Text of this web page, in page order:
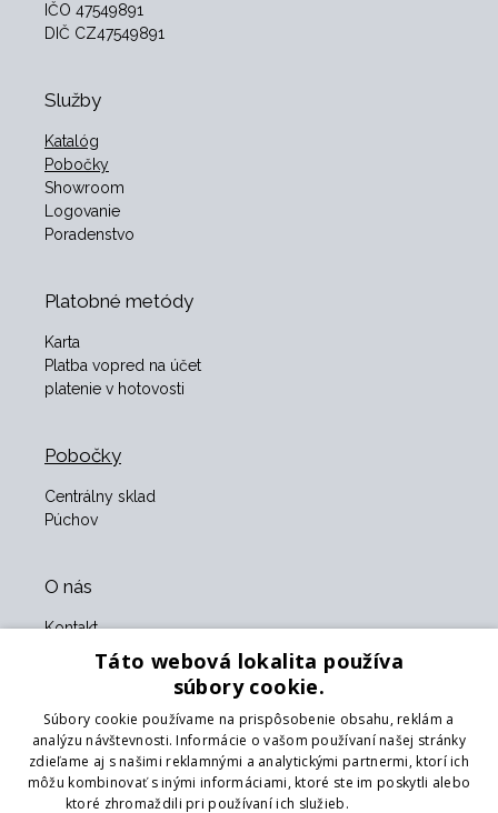
IČO 47549891
DIČ CZ47549891
Služby
Katalóg
Pobočky
Showroom
Logovanie
Poradenstvo
Platobné metódy
Karta
Platba vopred na účet
platenie v hotovosti
Pobočky
Centrálny sklad
Púchov
O nás
Kontakt
Obchodné podmienky
Naši partneri
Formulár na vrátenie tovaru
Vrátenie tovaru
Táto webová lokalita používa
súbory cookie.
Súbory cookie používame na prispôsobenie obsahu, reklám a
analýzu návštevnosti. Informácie o vašom používaní našej stránky
zdieľame aj s našimi reklamnými a analytickými partnermi, ktorí ich
môžu kombinovať s inými informáciami, ktoré ste im poskytli alebo
ktoré zhromaždili pri používaní ich služieb.